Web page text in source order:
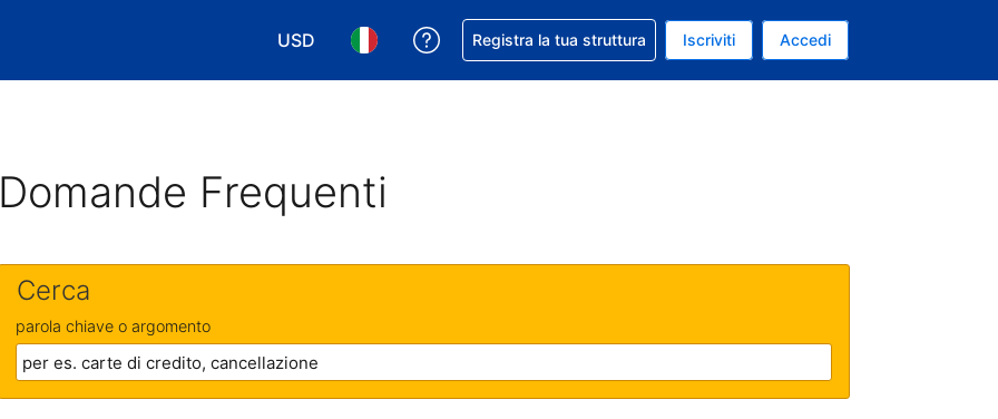
USD
Scegli la tua valuta. Valuta attuale: Dollaro statunitense
Scegli la tua lingua. Lingua attuale: Italiano
Ricevi aiuto con la prenotazione
Registra la tua struttura Iscriviti Accedi
Domande Frequenti
Cerca
parola chiave o argomento